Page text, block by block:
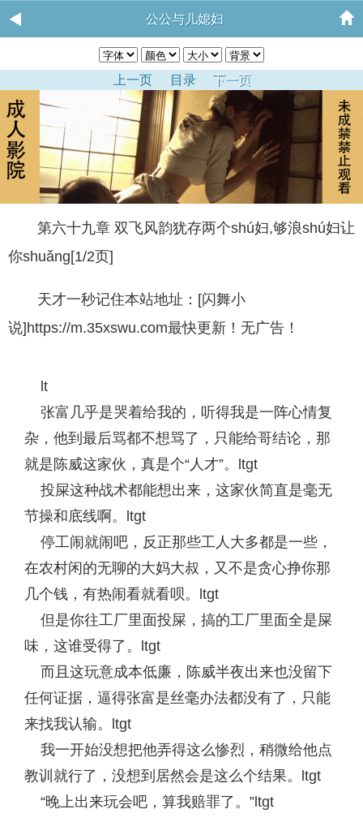
公公与儿媳妇
上一页 目录 下一页
第六十九章 双飞风韵犹存两个shú妇,够浪shú妇让
你shuǎng[1/2页]
天才一秒记住本站地址：[闪舞小
说]https://m.35xswu.com最快更新！无广告！
lt
张富几乎是哭着给我的，听得我是一阵心情复
杂，他到最后骂都不想骂了，只能给哥结论，那
就是陈威这家伙，真是个“人才”。ltgt
投屎这种战术都能想出来，这家伙简直是毫无
节操和底线啊。ltgt
停工闹就闹吧，反正那些工人大多都是一些，
在农村闲的无聊的大妈大叔，又不是贪心挣你那
几个钱，有热闹看就看呗。ltgt
但是你往工厂里面投屎，搞的工厂里面全是屎
味，这谁受得了。ltgt
而且这玩意成本低廉，陈威半夜出来也没留下
任何证据，逼得张富是丝毫办法都没有了，只能
来找我认输。ltgt
我一开始没想把他弄得这么惨烈，稍微给他点
教训就行了，没想到居然会是这么个结果。ltgt
“晚上出来玩会吧，算我赔罪了。”ltgt